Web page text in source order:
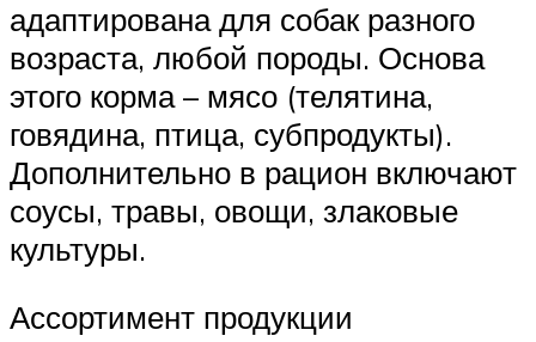
адаптирована для собак разного
возраста, любой породы. Основа
этого корма – мясо (телятина,
говядина, птица, субпродукты).
Дополнительно в рацион включают
соусы, травы, овощи, злаковые
культуры.
Ассортимент продукции